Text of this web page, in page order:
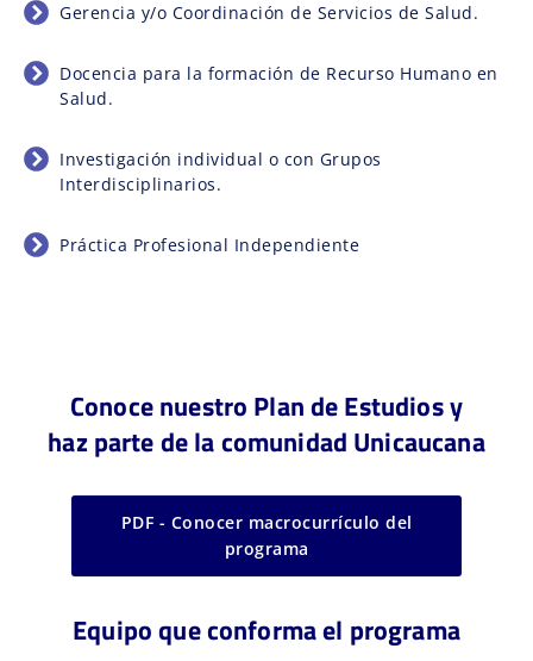
Gerencia y/o Coordinación de Servicios de Salud.
Docencia para la formación de Recurso Humano en
Salud.
Investigación individual o con Grupos
Interdisciplinarios.
Práctica Profesional Independiente
Conoce nuestro Plan de Estudios y
haz parte de la comunidad Unicaucana
PDF - Conocer macrocurrículo del
programa
Equipo que conforma el programa